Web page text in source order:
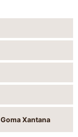
Goma Xantana